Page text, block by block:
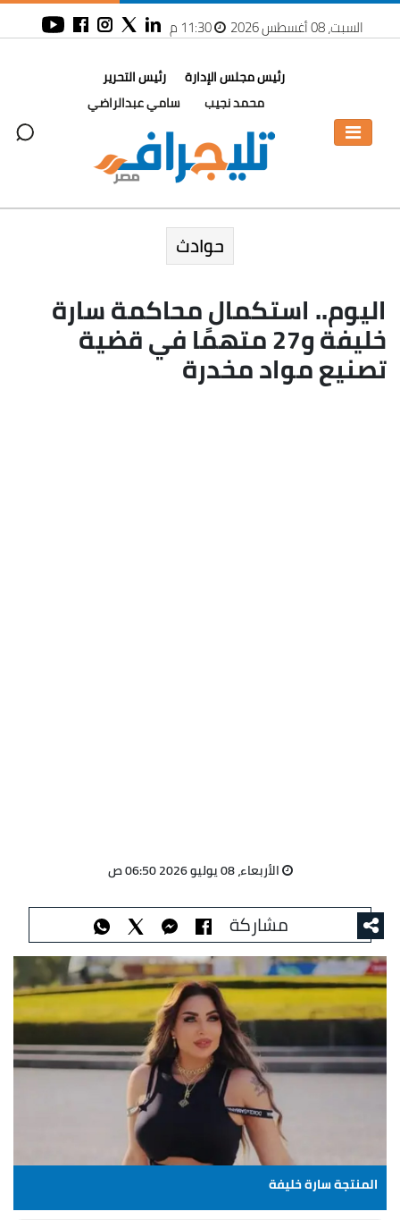
السبت، 08 أغسطس 2026 11:30 م
رئيس مجلس الإدارة
محمد نجيب
رئيس التحرير
سامي عبدالراضي
حوادث
اليوم.. استكمال محاكمة سارة
خليفة و27 متهمًا في قضية
تصنيع مواد مخدرة
الأربعاء، 08 يوليو 2026 06:50 ص
مشاركة
المنتجة سارة خليفة